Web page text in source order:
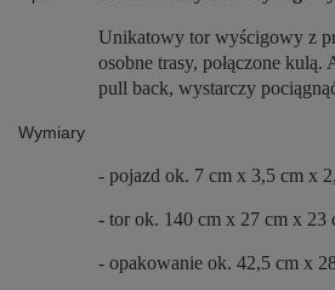
Unikatowy tor wyścigowy z
osobne trasy, połączone
pull back, wystarczy
Wymiary
- pojazd ok. 7 cm x 3,5 cm x
- tor ok. 140 cm x 27 cm x 23
- opakowanie ok. 42,5 cm x